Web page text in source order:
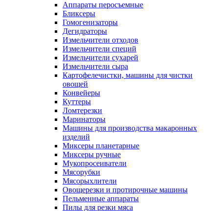
Аппараты перосъемные
Бликсеры
Гомогенизаторы
Дегидраторы
Измельчители отходов
Измельчители специй
Измельчители сухарей
Измельчители сыра
Картофелечистки, машины для чистки
овощей
Конвейеры
Куттеры
Ломтерезки
Маринаторы
Машины для производства макаронных
изделий
Миксеры планетарные
Миксеры ручные
Мукопросеиватели
Мясорубки
Мясорыхлители
Овощерезки и протирочные машины
Пельменные аппараты
Пилы для резки мяса